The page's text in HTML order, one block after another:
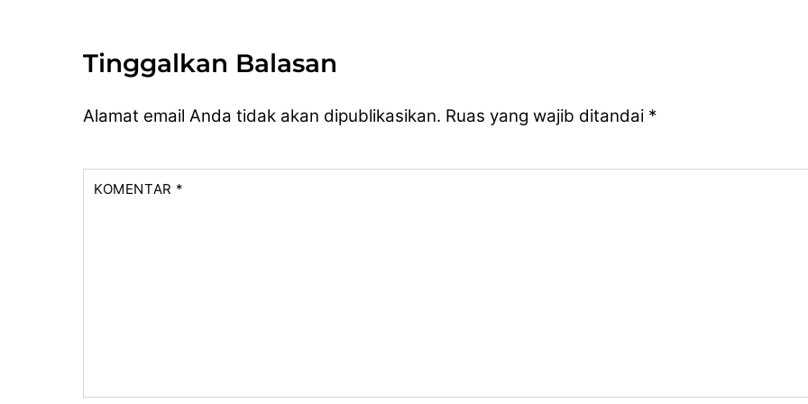
Tinggalkan Balasan
Alamat email Anda tidak akan dipublikasikan. Ruas yang wajib ditandai *
KOMENTAR *